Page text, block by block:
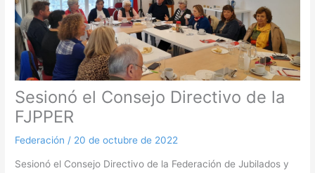
Sesionó el Consejo Directivo de la
FJPPER
Federación / 20 de octubre de 2022
Sesionó el Consejo Directivo de la Federación de Jubilados y